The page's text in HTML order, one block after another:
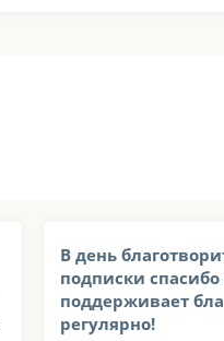
В день
подписки спасибо
поддерживает
регулярно!